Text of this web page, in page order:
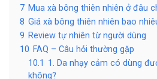
7 Mua xà bông thiên nhiên ở đâu
8 Giá xà bông thiên nhiên bao
9 Review tự nhiên từ người dùng
10 FAQ – Câu hỏi thường gặp
10.1 1. Da nhạy cảm có dùng
không?